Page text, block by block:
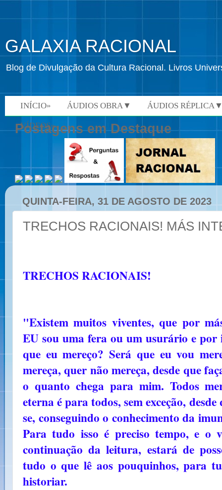
GALAXIA RACIONAL
Blog de Divulgação da Cultura Racional. Livros
INÍCIO» ÁUDIOS OBRA▼ ÁUDIOS
VÍDEOS»
Postagens em Destaque
QUINTA-FEIRA, 31 DE AGOSTO DE 2023
TRECHOS RACIONAIS! MÁS
TRECHOS RACIONAIS!
"Existem muitos viventes, que por
EU sou uma fera ou um usurário e
que eu mereço? Será que eu vou
mereça, quer não mereça, desde que
o quanto chega para mim. Todos
eterna é para todos, sem exceção,
se, conseguindo o conhecimento da
Para tudo isso é preciso tempo, e o
continuação da leitura, estará de
tudo o que lê aos pouquinhos, para
historiar.